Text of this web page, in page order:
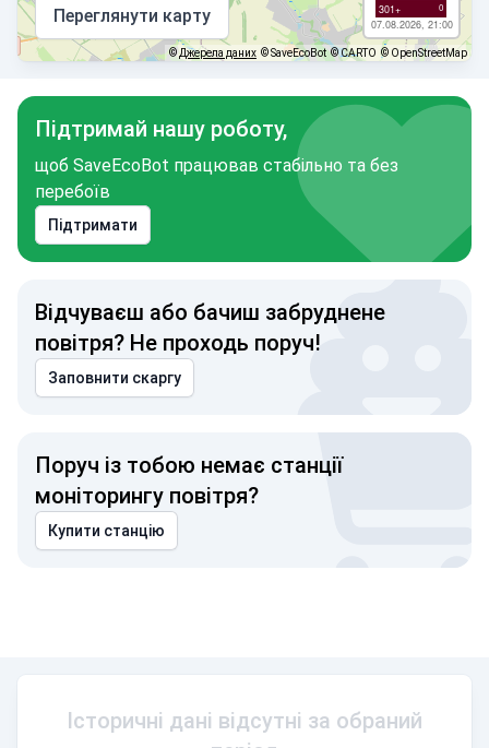
301+ 0
07.08.2026, 21:00
Переглянути карту
© Джерела даних © SaveEcoBot © CARTO © OpenStreetMap
Підтримай нашу роботу,
щоб SaveEcoBot працював стабільно та без
перебоїв
Підтримати
Відчуваєш або бачиш забруднене
повітря? Не проходь поруч!
Заповнити скаргу
Поруч із тобою немає станції
моніторингу повітря?
Купити станцію
Історичні дані відсутні за обраний